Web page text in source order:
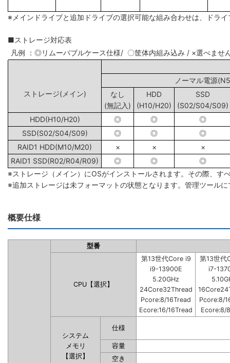
※メインドライブと追加ドライブの選択可能な組み合わせは、ドラ
■ストレージ対応表
凡例 ：◎リムーバブルケース仕様/ 〇筐体内組み込み / ×選べませ
ノーマル電源
ストレージ(メイン)
なし
(無記入)
HDD
(H10/H20)
SSD
(S02/S04/S09)
HDD(H10/H20)
◎ ◎
◎
SSD(S02/S04/S09)
◎ ◎
◎
RAID1 HDD(M10/M20)
× ×
×
RAID1 SSD(R02/R04/R09)
◎ ◎
◎
※ストレージ（メイン）にOSがインストールされます。その際、す
※追加ストレージは未フォーマットの状態となります。管理ツール
概要仕様
型番
CPU【選択】
第13世代Core i9
i9-13900E
5.20GHz
24Core32Thread
Pcore:8/16Tread
Ecore:16/16Tread
第13世代
i7-
Pcore:8/
Ecore:8/
システム
メモリ
【選択】
仕様
容量
空き